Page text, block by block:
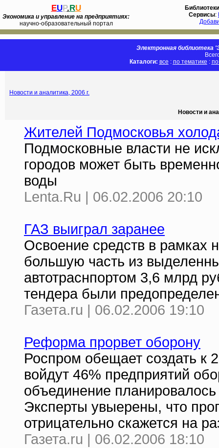
EUP.RU
Экономика и управление на предприятиях:
научно-образовательный портал
Библиотеки
Сервисы:
Электронная библиотека
Каталоги: все : по тематике :
Новости и аналитика, 2006 г.
Новости и
Жителей Подмосковья
Подмосковные власти не
городов может быть
воды
Lenta.Ru | 06.02.2006 20:10
ГАЗ выиграл заранее
Освоение средств в рамках
большую часть из
автотраснпортом 3,6 млрд
тендера были
Газета.ru | 06.02.2006 19:10
Реформа прорвет оборону
Роспром обещает создать к
войдут 46% предприятий
объединение
Эксперты увыерены, что
отрицательно скажется на
Газета.ru | 06.02.2006 18:10